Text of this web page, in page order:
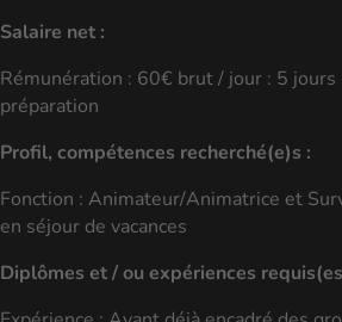
Salaire net :
Rémunération : 60€ brut / jour : 5
préparation
Profil, compétences recherché(e)s :
Fonction : Animateur/Animatrice et
en séjour de vacances
Diplômes et / ou expériences